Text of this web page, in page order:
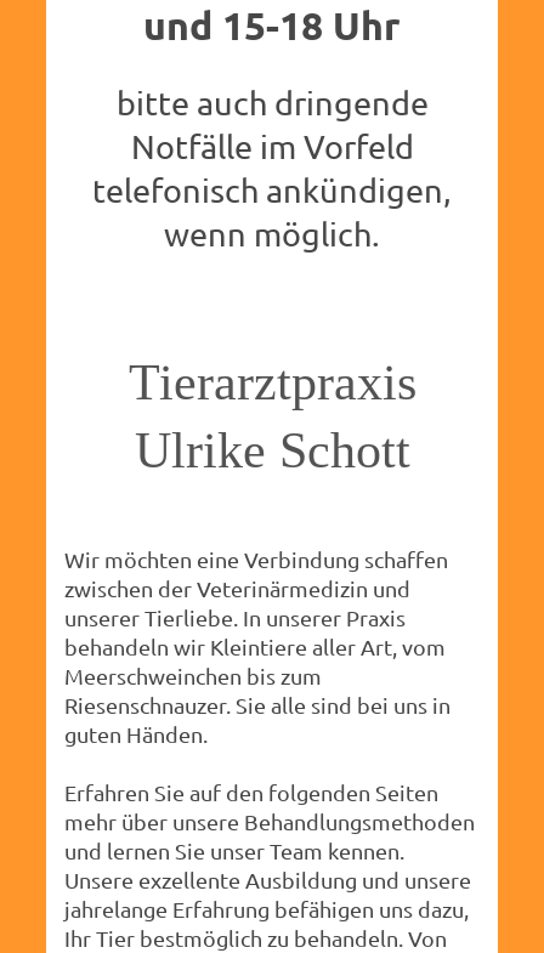
und 15-18 Uhr
bitte auch dringende
Notfälle im Vorfeld
telefonisch ankündigen,
wenn möglich.
Tierarztpraxis
Ulrike Schott
Wir möchten eine Verbindung schaffen
zwischen der Veterinärmedizin und
unserer Tierliebe. In unserer Praxis
behandeln wir Kleintiere aller Art, vom
Meerschweinchen bis zum
Riesenschnauzer. Sie alle sind bei uns in
guten Händen.
Erfahren Sie auf den folgenden Seiten
mehr über unsere Behandlungsmethoden
und lernen Sie unser Team kennen.
Unsere exzellente Ausbildung und unsere
jahrelange Erfahrung befähigen uns dazu,
Ihr Tier bestmöglich zu behandeln. Von